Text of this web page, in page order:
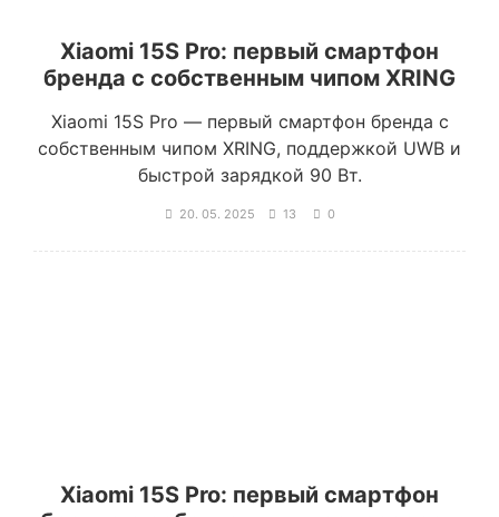
Xiaomi 15S Pro: первый смартфон
бренда с собственным чипом XRING
Xiaomi 15S Pro — первый смартфон бренда с
собственным чипом XRING, поддержкой UWB и
быстрой зарядкой 90 Вт.
20. 05. 2025 13 0
Xiaomi 15S Pro: первый смартфон